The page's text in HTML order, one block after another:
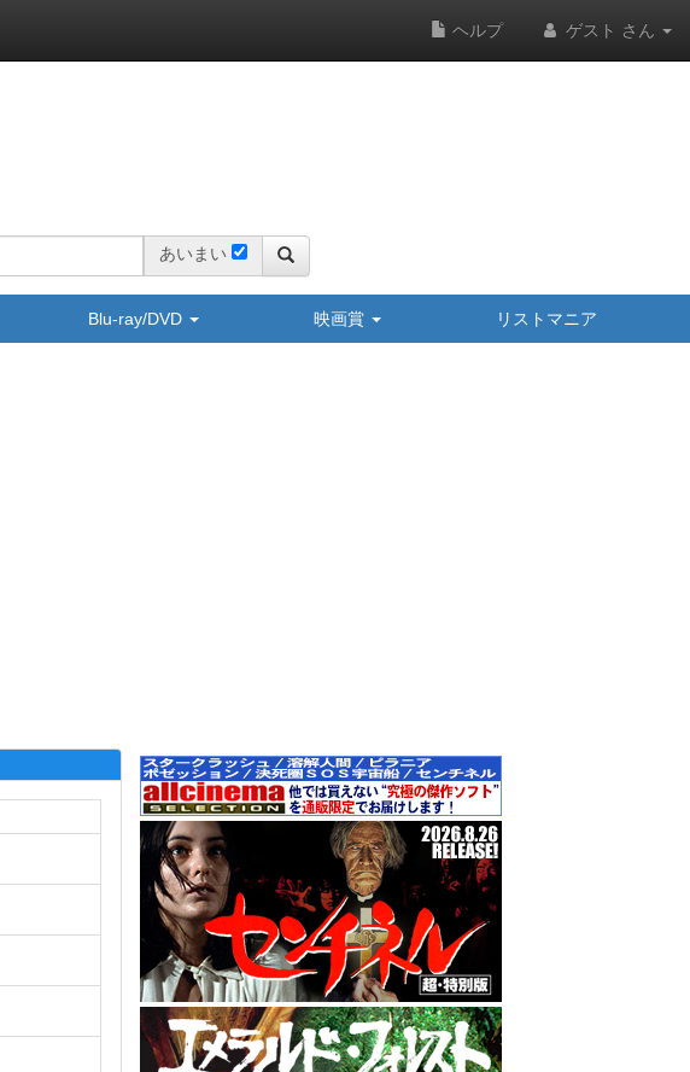
ヘルプ ゲスト さん
あいまい
Blu-ray/DVD 映画賞 リストマニア